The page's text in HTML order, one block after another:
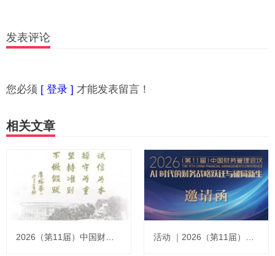
发表评论
您必须 [ 登录 ] 才能发表留言！
相关文章